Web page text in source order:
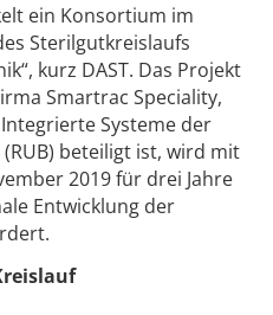
ein Konsortium im
Sterilgutkreislaufs
kurz DAST. Das Projekt
Smartrac Speciality,
Systeme der
beteiligt ist, wird mit
2019 für drei Jahre
Entwicklung der